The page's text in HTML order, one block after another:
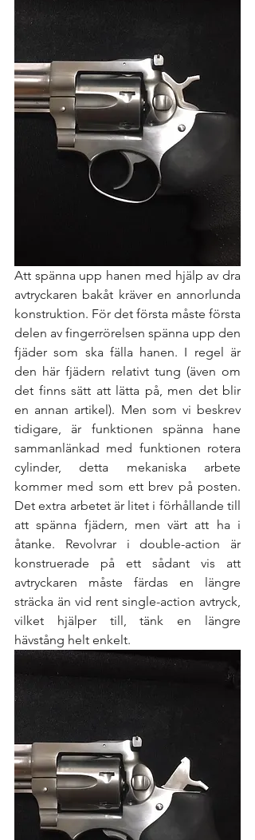
Att spänna upp hanen med hjälp av dra
avtryckaren bakåt kräver en annorlunda
konstruktion. För det första måste första
delen av fingerrörelsen spänna upp den
fjäder som ska fälla hanen. I regel är
den här fjädern relativt tung (även om
det finns sätt att lätta på, men det blir
en annan artikel). Men som vi beskrev
tidigare, är funktionen spänna hane
sammanlänkad med funktionen rotera
cylinder, detta mekaniska arbete
kommer med som ett brev på posten.
Det extra arbetet är litet i förhållande till
att spänna fjädern, men värt att ha i
åtanke. Revolvrar i double-action är
konstruerade på ett sådant vis att
avtryckaren måste färdas en längre
sträcka än vid rent single-action avtryck,
vilket hjälper till, tänk en längre
hävstång helt enkelt.